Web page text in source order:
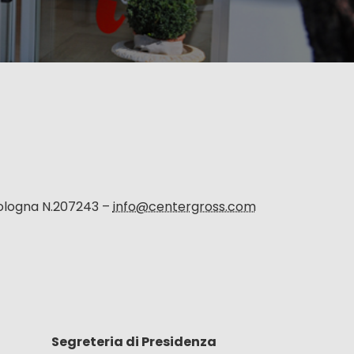
N.207243 –info@centergross.com
Segreteria di Presidenza